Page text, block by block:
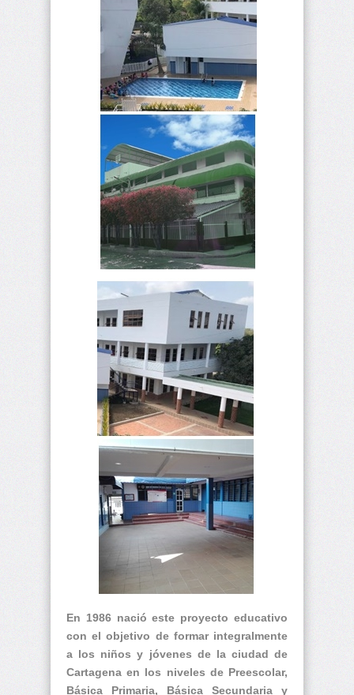
En 1986 nació este proyecto educativo
con el objetivo de formar integralmente
a los niños y jóvenes de la ciudad de
Cartagena en los niveles de Preescolar,
Básica Primaria, Básica Secundaria y